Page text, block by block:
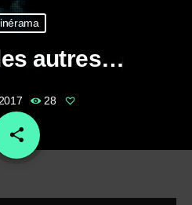
autres…
28
share
email